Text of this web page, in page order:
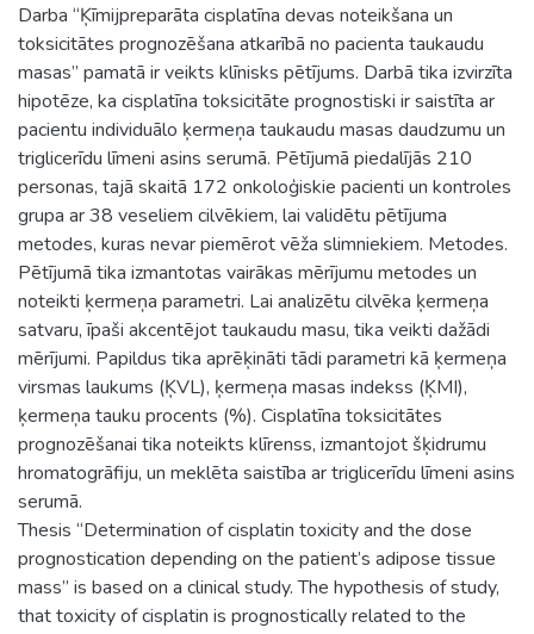
Darba “Ķīmijpreparāta cisplatīna devas noteikšana un
toksicitātes prognozēšana atkarībā no pacienta taukaudu
masas” pamatā ir veikts klīnisks pētījums. Darbā tika izvirzīta
hipotēze, ka cisplatīna toksicitāte prognostiski ir saistīta ar
pacientu individuālo ķermeņa taukaudu masas daudzumu un
triglicerīdu līmeni asins serumā. Pētījumā piedalījās 210
personas, tajā skaitā 172 onkoloģiskie pacienti un kontroles
grupa ar 38 veseliem cilvēkiem, lai validētu pētījuma
metodes, kuras nevar piemērot vēža slimniekiem. Metodes.
Pētījumā tika izmantotas vairākas mērījumu metodes un
noteikti ķermeņa parametri. Lai analizētu cilvēka ķermeņa
satvaru, īpaši akcentējot taukaudu masu, tika veikti dažādi
mērījumi. Papildus tika aprēķināti tādi parametri kā ķermeņa
virsmas laukums (ĶVL), ķermeņa masas indekss (ĶMI),
ķermeņa tauku procents (%). Cisplatīna toksicitātes
prognozēšanai tika noteikts klīrenss, izmantojot šķidrumu
hromatogrāfiju, un meklēta saistība ar triglicerīdu līmeni asins
serumā.
Thesis “Determination of cisplatin toxicity and the dose
prognostication depending on the patient’s adipose tissue
mass” is based on a clinical study. The hypothesis of study,
that toxicity of cisplatin is prognostically related to the